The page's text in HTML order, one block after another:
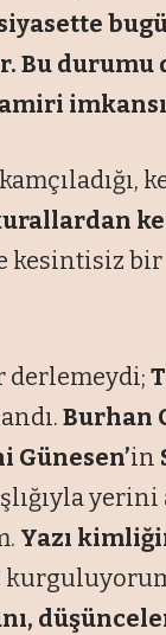
Bu
kesintisiz
derlemeydi;
Burhan
Günesen’in
Yazı